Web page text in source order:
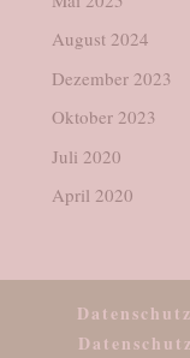
August 2024
Dezember 2023
Oktober 2023
Juli 2020
April 2020